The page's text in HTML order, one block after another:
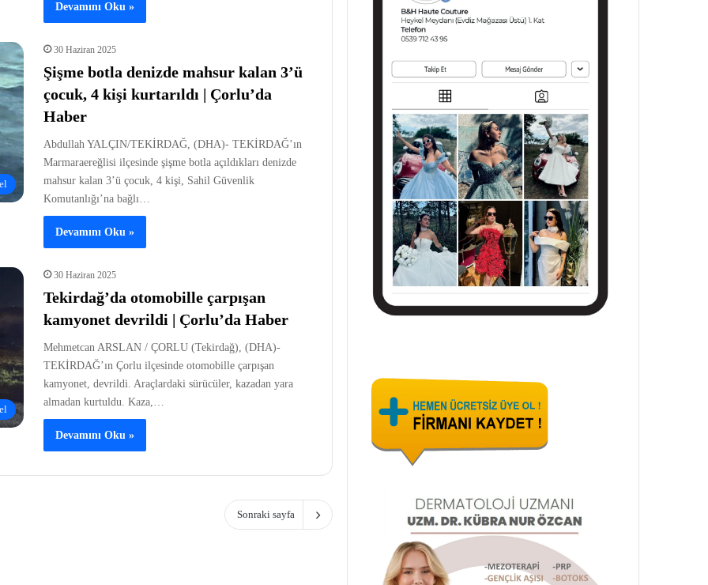
Devamını Oku »
30 Haziran 2025
Şişme botla denizde mahsur kalan 3’ü
çocuk, 4 kişi kurtarıldı | Çorlu’da
Haber
Abdullah YALÇIN/TEKİRDAĞ, (DHA)- TEKİRDAĞ’ın
Marmaraereğlisi ilçesinde şişme botla açıldıkları denizde
mahsur kalan 3’ü çocuk, 4 kişi, Sahil Güvenlik
Komutanlığı’na bağlı…
Devamını Oku »
30 Haziran 2025
Tekirdağ’da otomobille çarpışan
kamyonet devrildi | Çorlu’da Haber
Mehmetcan ARSLAN / ÇORLU (Tekirdağ), (DHA)-
TEKİRDAĞ’ın Çorlu ilçesinde otomobille çarpışan
kamyonet, devrildi. Araçlardaki sürücüler, kazadan yara
almadan kurtuldu. Kaza,…
Devamını Oku »
Sonraki sayfa